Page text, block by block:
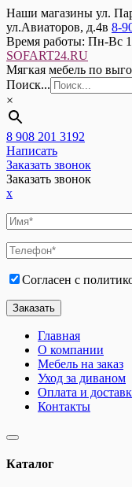
Наши магазины ул.
ул.Авиаторов, д.4в 8-
Время работы: Пн-Вс
SOFART24.RU
Мягкая мебель по
Поиск...
×
8 908 201 3192
Написать
Заказать звонок
Заказать звонок
x
Согласен с
Главная
О компании
Мебель на заказ
Уход за диваном
Оплата и
Контакты
Каталог